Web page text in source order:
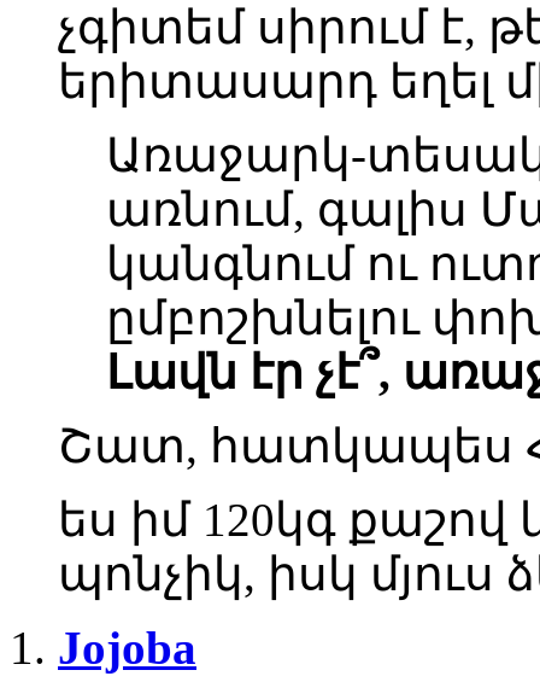
չգիտեմ սիրում է,
երիտասարդ եղել
Առաջարկ-
առնում, գալիս
կանգնում ու
ըմբոշխնելու
Լավն էր չէ՞,
Շատ, հատկապես
ես իմ 120կգ
պոնչիկ, իսկ
Jojoba